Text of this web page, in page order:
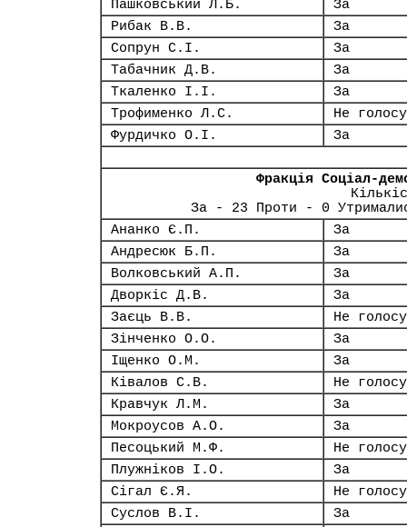
Пашковський Л.Б.
За
Рибак В.В.
За
Сопрун С.І.
За
Табачник Д.В.
За
Ткаленко І.І.
За
Трофименко Л.С.
Не
Фурдичко О.І.
За
Фракція Соціал-
За - 23 Проти - 0
Ананко Є.П.
За
Андресюк Б.П.
За
Волковський А.П.
За
Дворкіс Д.В.
За
Заєць В.В.
Не
Зінченко О.О.
За
Іщенко О.М.
За
Ківалов С.В.
Не
Кравчук Л.М.
За
Мокроусов А.О.
За
Песоцький М.Ф.
Не
Плужніков І.О.
За
Сігал Є.Я.
Не
Суслов В.І.
За